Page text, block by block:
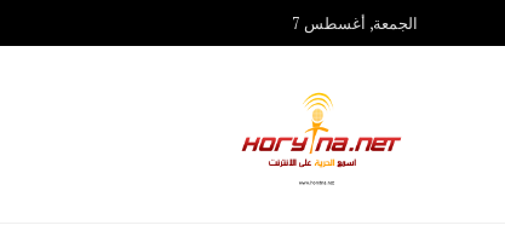
الجمعة, أغسطس 7